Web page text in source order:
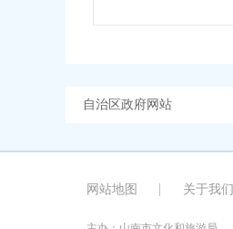
自治区政府网站
网站地图 关于我们